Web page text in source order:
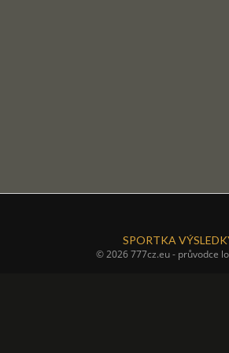
SPORTKA
© 2026 777cz.eu - průvodce